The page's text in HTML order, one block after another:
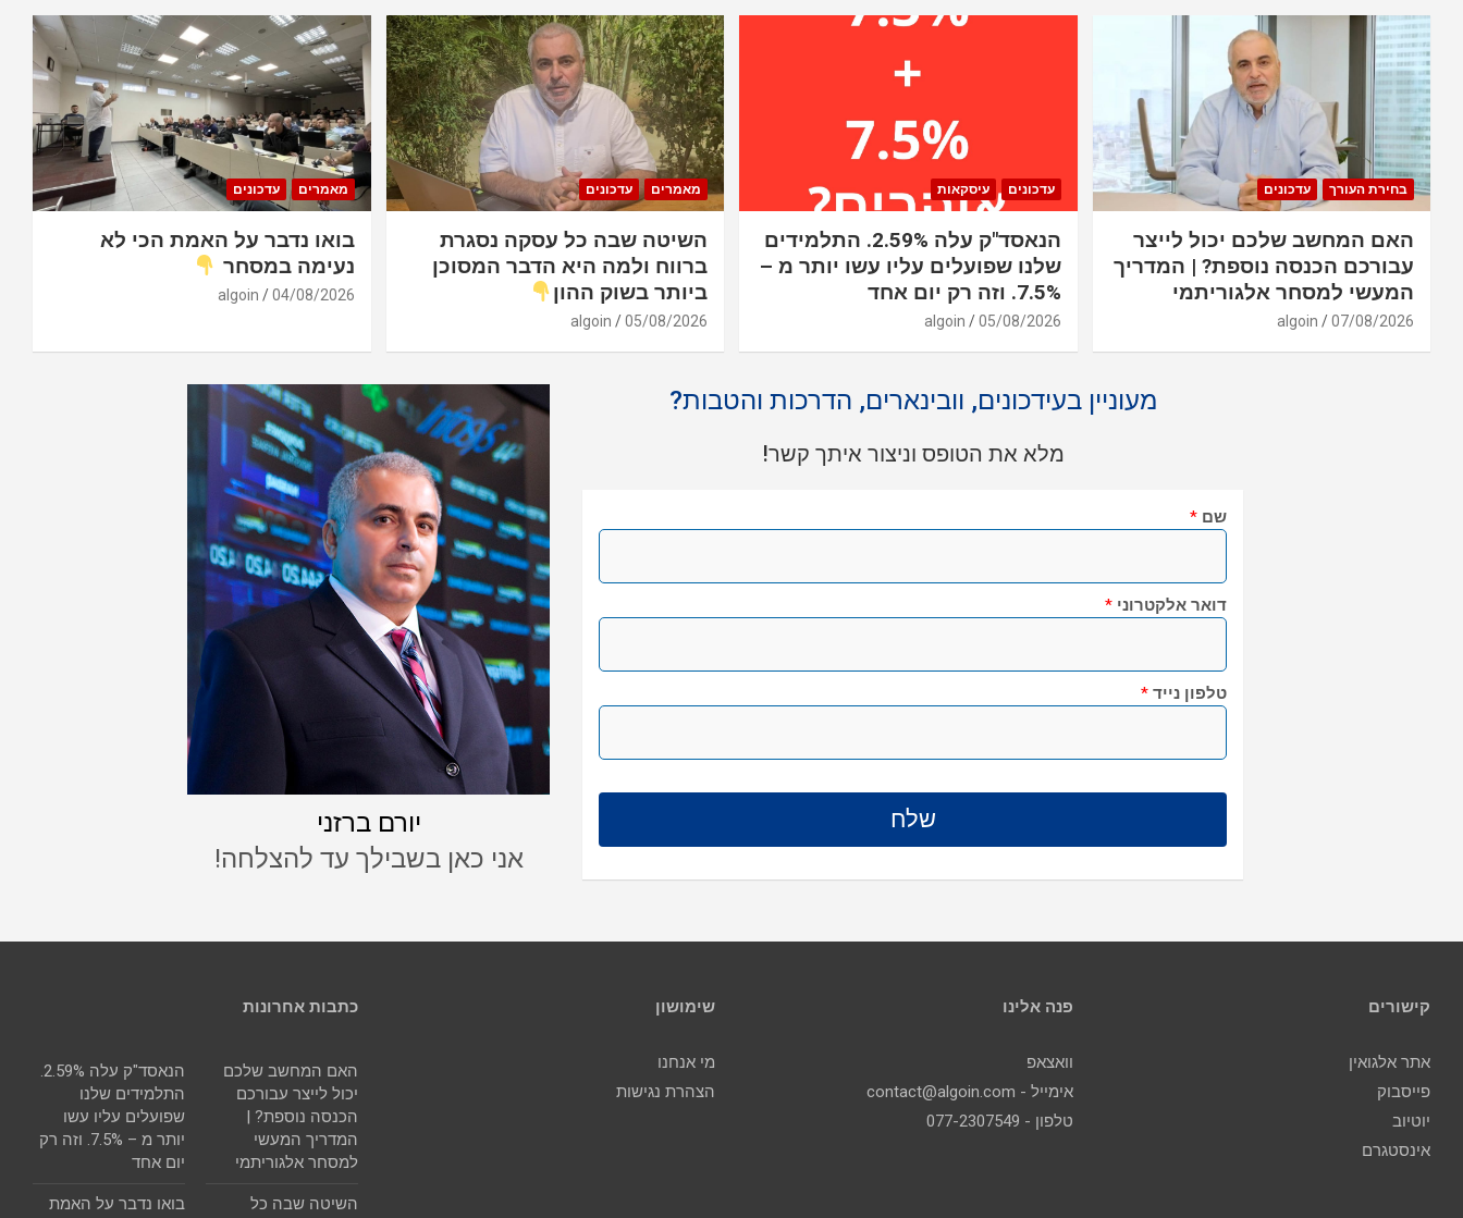
בחירת העורך עדכונים
האם המחשב שלכם יכול לייצר
עבורכם הכנסה נוספת? | המדריך
המעשי למסחר אלגוריתמי
07/08/2026
algoin
עדכונים עיסקאות
הנאסד"ק עלה 2.59%. התלמידים
שלנו שפועלים עליו עשו יותר מ –
7.5%. וזה רק יום אחד
05/08/2026
algoin
מאמרים עדכונים
השיטה שבה כל עסקה נסגרת
ברווח ולמה היא הדבר המסוכן
ביותר בשוק ההון
05/08/2026
algoin
מאמרים עדכונים
בואו נדבר על האמת הכי לא
נעימה במסחר
04/08/2026
algoin
מעוניין בעידכונים, וובינארים, הדרכות והטבות?
מלא את הטופס וניצור איתך קשר!
שם *
דואר אלקטרוני *
טלפון נייד *
יורם ברזני
אני כאן בשבילך עד להצלחה!
קישורים
אתר אלגואין
פייסבוק
יוטיוב
אינסטגרם
פנה אלינו
וואצאפ
אימייל - contact@algoin.com
טלפון - 077-2307549
שימושון
מי אנחנו
הצהרת נגישות
כתבות אחרונות
האם המחשב שלכם
יכול לייצר עבורכם
הכנסה נוספת? |
המדריך המעשי
למסחר אלגוריתמי
הנאסד"ק עלה 2.59%.
התלמידים שלנו
שפועלים עליו עשו
יותר מ – 7.5%. וזה רק
יום אחד
השיטה שבה כל
בואו נדבר על האמת